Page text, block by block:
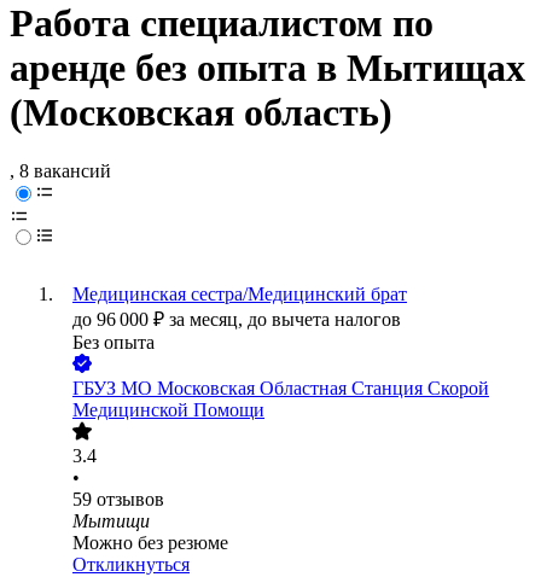
Работа специалистом по
аренде без опыта в Мытищах
(Московская область)
, 8 вакансий
Медицинская сестра/Медицинский брат
до 96 000 ₽ за месяц, до вычета налогов
Без опыта
ГБУЗ МО Московская Областная Станция Скорой
Медицинской Помощи
3.4
•
59 отзывов
Мытищи
Можно без резюме
Откликнуться